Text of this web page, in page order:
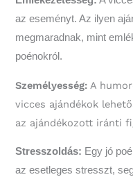
az eseményt. Az ilyen
megmaradnak, mint
poénokról.
Személyesség: A
vicces ajándékok
az ajándékozott iránti
Stresszoldás: Egy jó
az esetleges stresszt,